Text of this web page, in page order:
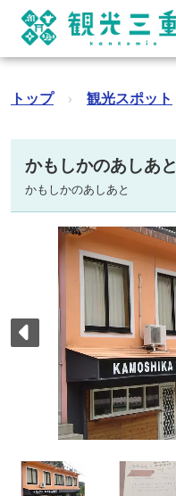
トップ › 観光スポット
かもしかのあしあと
かもしかのあしあと